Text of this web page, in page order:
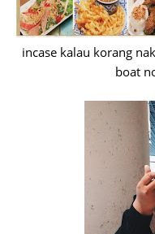
incase kalau korang
boat